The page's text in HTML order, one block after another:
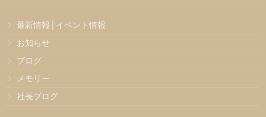
最新情報│イベント情報
お知らせ
ブログ
メモリー
社長ブログ